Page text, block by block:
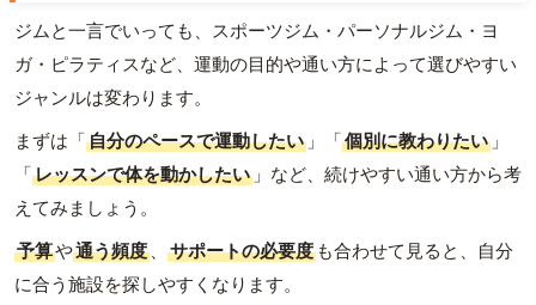
ジムと一言でいっても、スポーツジム・パーソナルジム・ヨ
ガ・ピラティスなど、運動の目的や通い方によって選びやすい
ジャンルは変わります。
まずは「自分のペースで運動したい 」「個別に教わりたい 」
「レッスンで体を動かしたい 」など、続けやすい通い方から考
えてみましょう。
予算や通う頻度 、 サポートの必要度 も合わせて見ると、自分
に合う施設を探しやすくなります。